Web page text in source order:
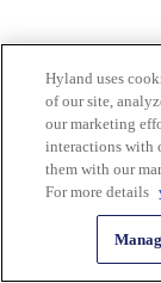
Aidez vos
Hyland uses
of our site,
our marketing
interactions with
them with our
For more details